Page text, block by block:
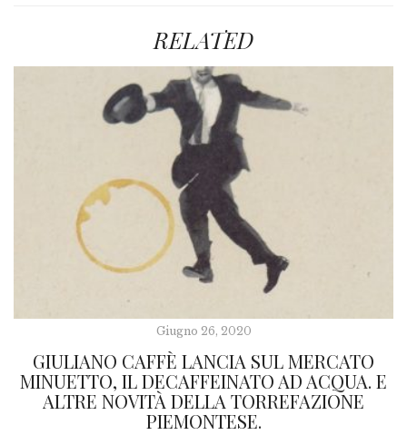
RELATED
Giugno 26, 2020
GIULIANO CAFFÈ LANCIA SUL MERCATO
MINUETTO, IL DECAFFEINATO AD ACQUA. E
ALTRE NOVITÀ DELLA TORREFAZIONE
PIEMONTESE.